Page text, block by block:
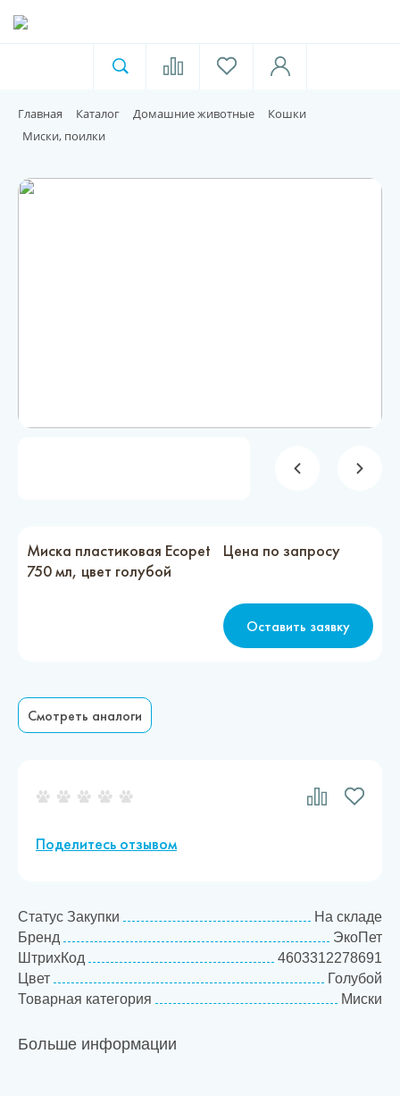
Для пищевой индустрии
Домашние животные
Контакты
Главная Каталог Домашние животные
Кошки
Миски, поилки
Миска пластиковая Ecopet
750 мл, цвет голубой
Цена по запросу
Оставить заявку
Смотреть аналоги
Поделитесь отзывом
Статус Закупки
На складе
Бренд
ЭкоПет
ШтрихКод
4603312278691
Цвет
Голубой
Товарная категория
Миски
Больше информации